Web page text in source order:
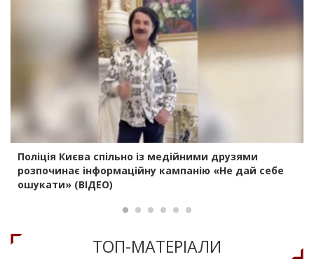
Поліція Києва спільно із медійними друзями
розпочинає інформаційну кампанію «Не дай себе
ошукати» (ВІДЕО)
ТОП-МАТЕРIАЛИ